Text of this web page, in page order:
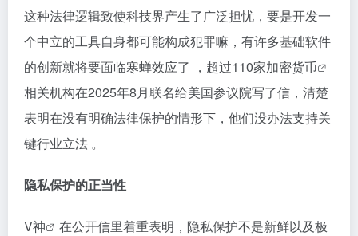
这种法律逻辑致使科技界产生了广泛担忧，要是开发一
个中立的工具自身都可能构成犯罪嘛，有许多基础软件
的创新就将要面临寒蝉效应了 ，超过110家加密货币
相关机构在2025年8月联名给美国参议院写了信，清楚
表明在没有明确法律保护的情形下，他们没办法支持关
键行业立法 。
隐私保护的正当性
V神
在公开信里着重表明，隐私保护不是新鲜以及极